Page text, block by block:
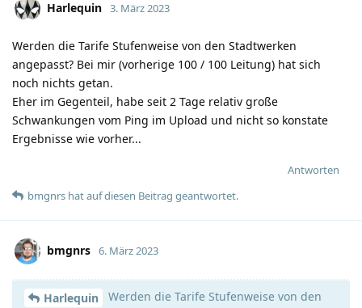
Harlequin 3. März 2023
Werden die Tarife Stufenweise von den Stadtwerken
angepasst? Bei mir (vorherige 100 / 100 Leitung) hat sich
noch nichts getan.
Eher im Gegenteil, habe seit 2 Tage relativ große
Schwankungen vom Ping im Upload und nicht so konstate
Ergebnisse wie vorher...
Antworten
bmgnrs hatauf diesen Beitrag geantwortet.
bmgnrs 6. März 2023
Harlequin
Werden die Tarife Stufenweise von den